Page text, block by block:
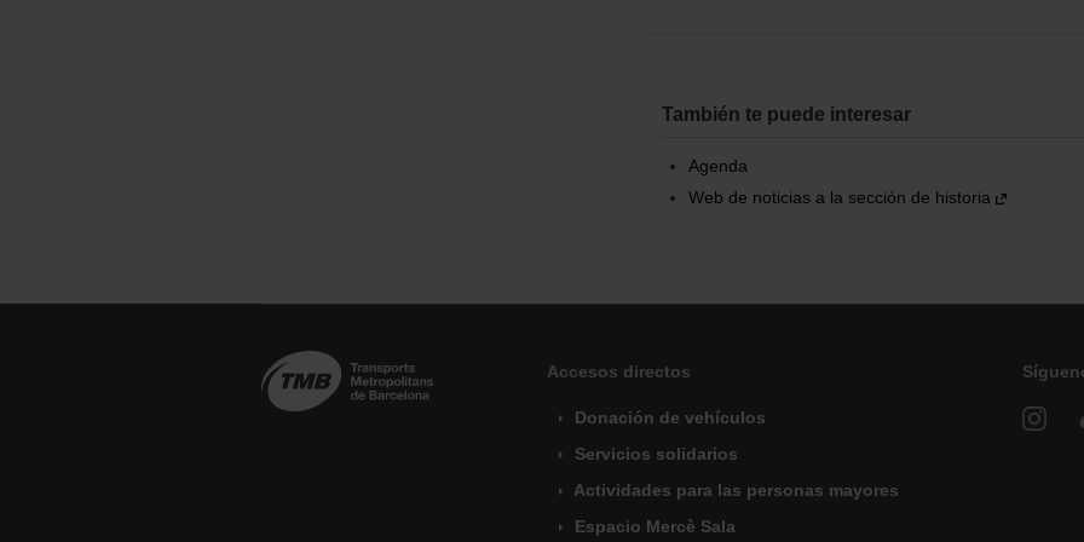
También te puede interesar
Agenda
Web de noticias a la sección de historia
Accesos directos
Donación de vehículos
Servicios solidarios
Actividades para las personas mayores
Espacio Mercè Sala